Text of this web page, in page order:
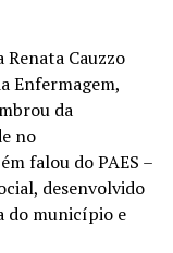
Cauzzo
Enfermagem,
da
no
falou do PAES –
desenvolvido
do município e